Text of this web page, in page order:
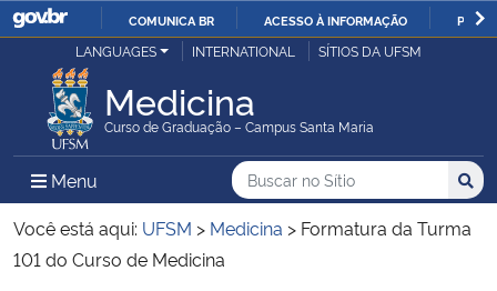
IR
O
COMUNICA BR ACESSO À INFORMAÇÃO
Ministério da Justiça e Segurança Pública
Ministério da Defesa
Ministério das Relações Exteriores
LANGUAGES INTERNATIONAL SÍTIOS DA UFSM
Medicina
Curso de Graduação – Campus Santa Maria
Menu Menu Principal do Sítio
Busca
Buscar no no Sítio
Busca:
Você está aqui: UFSM > Medicina > Formatura da Turma
101 do Curso de Medicina